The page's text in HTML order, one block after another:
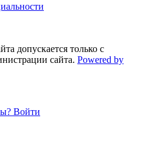
допускается только с
сайта. Powered by
Войти